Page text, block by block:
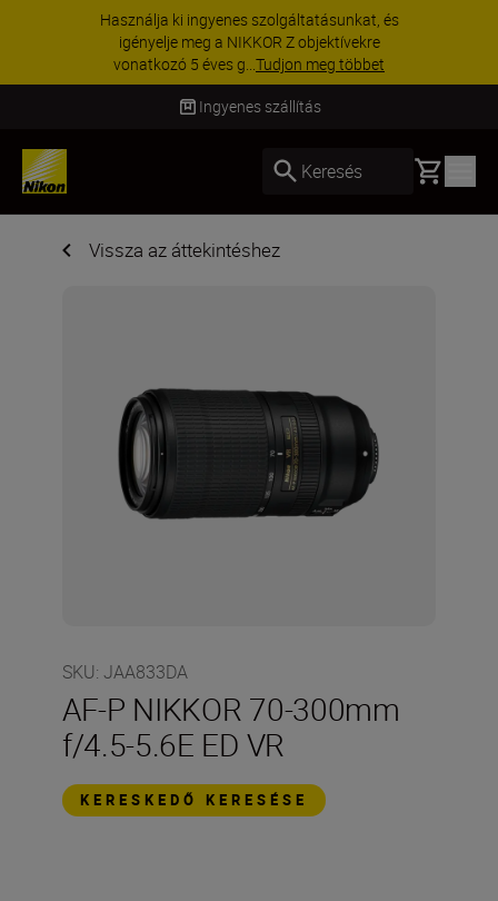
Használja ki ingyenes szolgáltatásunkat, és
igényelje meg a NIKKOR Z objektívekre
vonatkozó 5 éves g...Tudjon meg többet
Ingyenes szállítás
Keresés Basket
Vissza az áttekintéshez
SKU: JAA833DA
AF-P NIKKOR 70-300mm
f/4.5-5.6E ED VR
KERESKEDŐ KERESÉSE